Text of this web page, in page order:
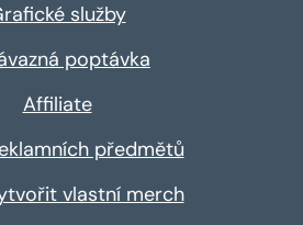
služby
poptávka
Affiliate
předmětů
vlastní merch